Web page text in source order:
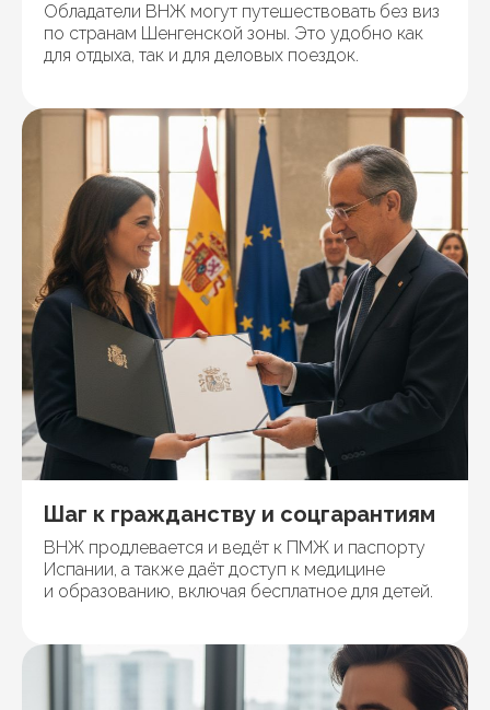
Обладатели ВНЖ могут путешествовать без виз
по странам Шенгенской зоны. Это удобно как
для отдыха, так и для деловых поездок.
Шаг к гражданству и соцгарантиям
ВНЖ продлевается и ведёт к ПМЖ и паспорту
Испании, а также даёт доступ к медицине
и образованию, включая бесплатное для детей.